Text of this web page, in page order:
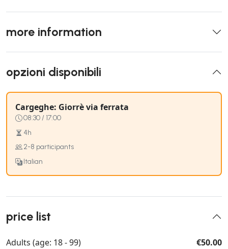
more information
opzioni disponibili
Cargeghe: Giorrè via ferrata
08:30 / 17:00
4h
2-8 participants
Italian
price list
Adults (age: 18 - 99) €50.00